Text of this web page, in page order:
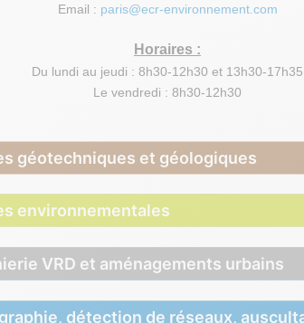
Email : paris@ecr-environnement.com
Horaires :
Du lundi au jeudi : 8h30-12h30 et 13h30-17h35
Le vendredi : 8h30-12h30
géotechniques et géologiques
environnementales
VRD et aménagements urbains
détection de réseaux,